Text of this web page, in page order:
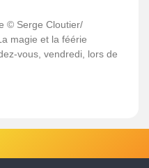
© Serge Cloutier/
magie et la féérie
vous, vendredi, lors de